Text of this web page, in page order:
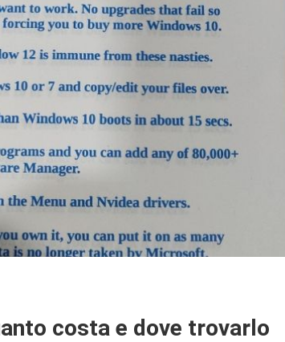
costa e dove trovarlo